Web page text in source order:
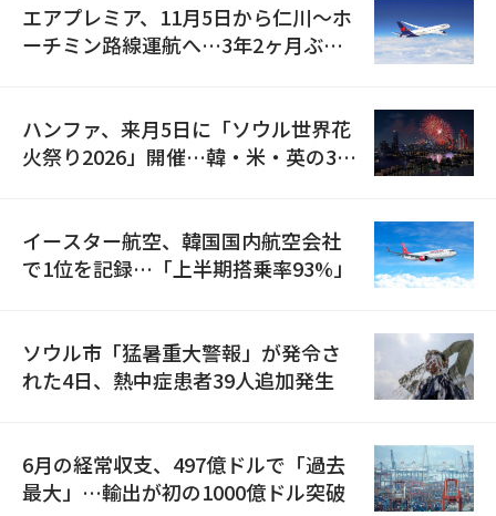
エアプレミア、11月5日から仁川〜ホ
ーチミン路線運航へ…3年2ヶ月ぶり
ハンファ、来月5日に「ソウル世界花
火祭り2026」開催…韓・米・英の3カ
イースター航空、韓国国内航空会社
で1位を記録…「上半期搭乗率93%」
ソウル市「猛暑重大警報」が発令さ
れた4日、熱中症患者39人追加発生
6月の経常収支、497億ドルで「過去
最大」…輸出が初の1000億ドル突破